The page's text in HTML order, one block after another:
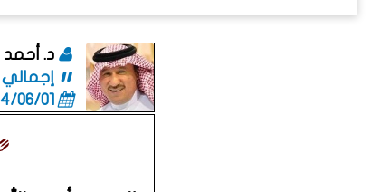
د. أحمد
إجمالي
1434/06/01